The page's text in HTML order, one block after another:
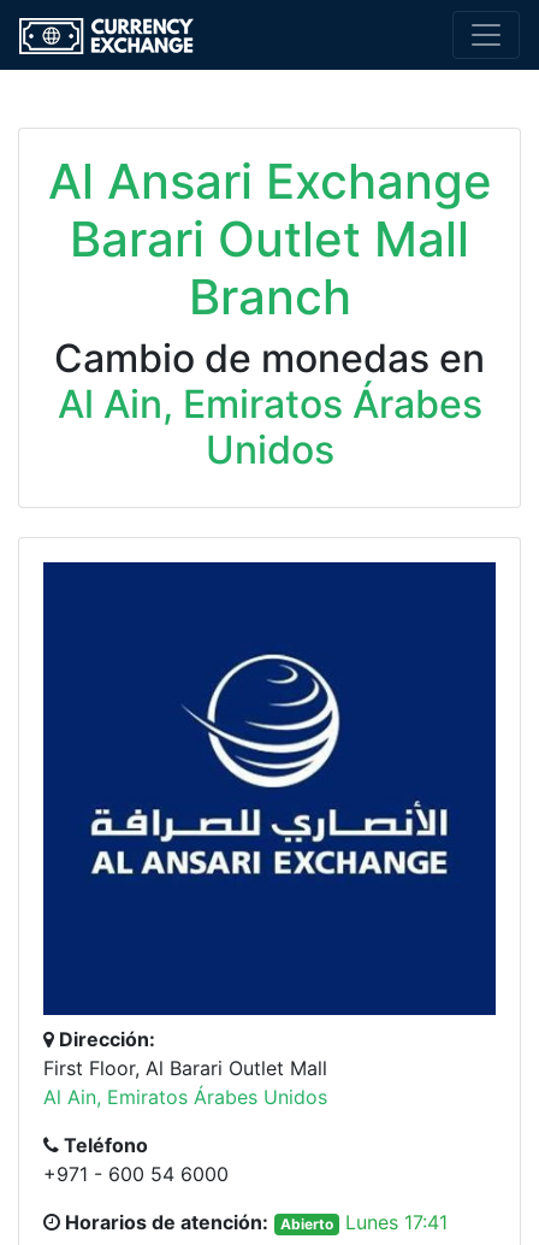
Al Ansari Exchange
Barari Outlet Mall
Branch
Cambio de monedas en
Al Ain, Emiratos Árabes
Unidos
Dirección:
First Floor, Al Barari Outlet Mall
Al Ain, Emiratos Árabes Unidos
Teléfono
+971 - 600 54 6000
Horarios de atención:
Abierto
Lunes 17:41